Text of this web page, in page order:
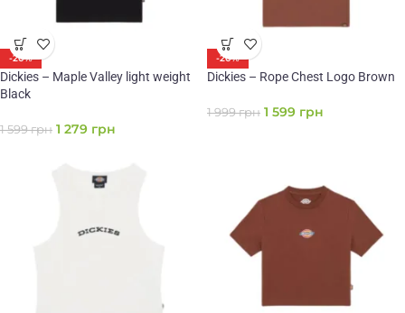
-20%
Dickies – Maple Valley light weight
Black
1 599грн 1 279 грн
-20%
Dickies – Rope Chest Logo Brown
1 999грн 1 599 грн